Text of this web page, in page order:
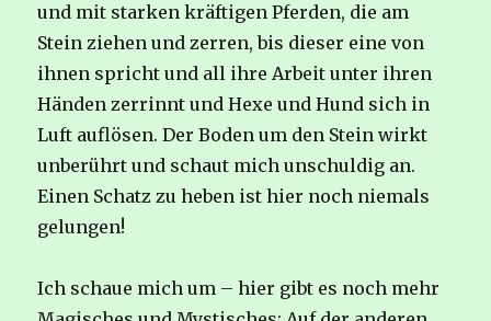
und mit starken kräftigen Pferden, die am
Stein ziehen und zerren, bis dieser eine von
ihnen spricht und all ihre Arbeit unter ihren
Händen zerrinnt und Hexe und Hund sich in
Luft auflösen. Der Boden um den Stein wirkt
unberührt und schaut mich unschuldig an.
Einen Schatz zu heben ist hier noch niemals
gelungen!
Ich schaue mich um – hier gibt es noch mehr